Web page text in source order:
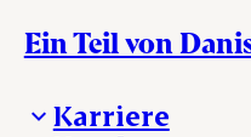
Ein Teil von
Karriere